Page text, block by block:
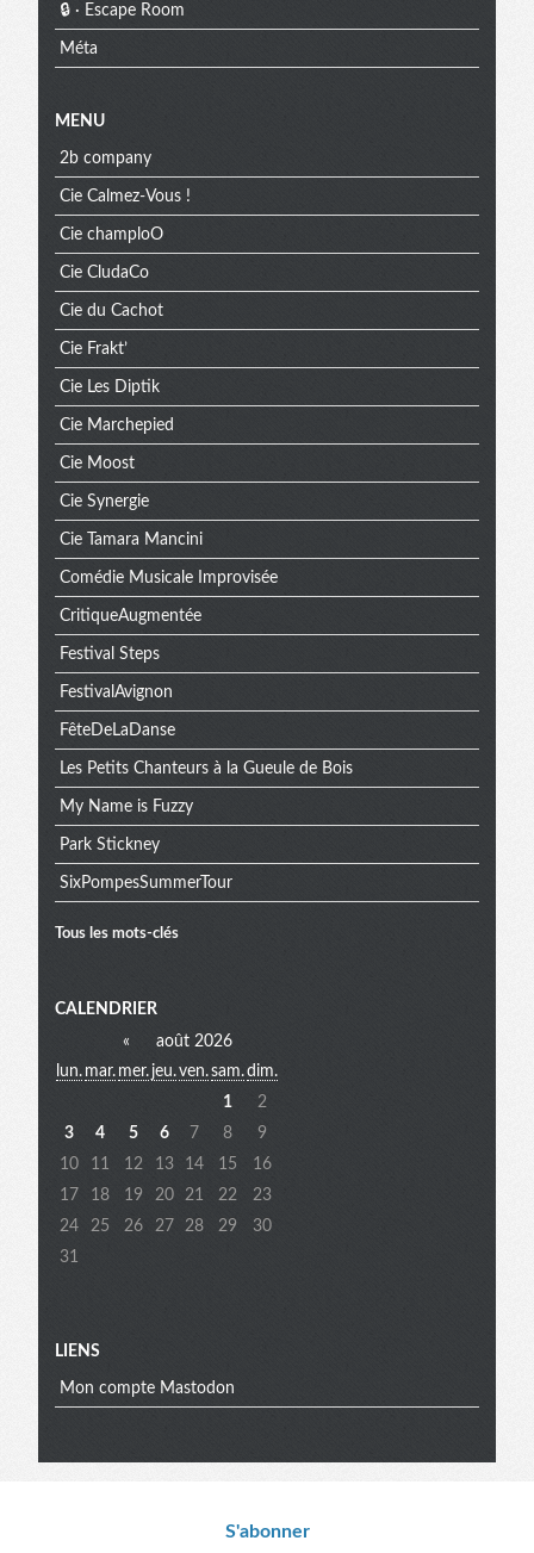
🔒 · Escape Room
Méta
MENU
2b company
Cie Calmez-Vous !
Cie champloO
Cie CludaCo
Cie du Cachot
Cie Frakt’
Cie Les Diptik
Cie Marchepied
Cie Moost
Cie Synergie
Cie Tamara Mancini
Comédie Musicale Improvisée
CritiqueAugmentée
Festival Steps
FestivalAvignon
FêteDeLaDanse
Les Petits Chanteurs à la Gueule de Bois
My Name is Fuzzy
Park Stickney
SixPompesSummerTour
Tous les mots-clés
Menu
extra
CALENDRIER
«
août 2026
lun. mar. mer. jeu.ven.sam.dim.
1
2
3
4 5 6 7 8
9
10
11 12 13 14 15
16
17
18 19 20 21 22
23
24
25 26 27 28 29
30
31
LIENS
Mon compte Mastodon
S'abonner